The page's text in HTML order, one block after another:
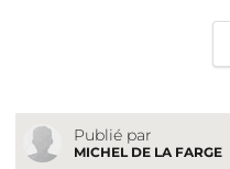
Publié par
MICHEL DE LA FARGE